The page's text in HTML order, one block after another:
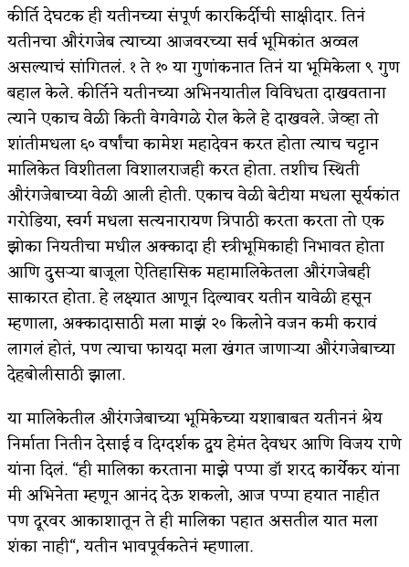
कीर्ति देघटक ही यतीनच्या संपूर्ण कारकिर्दीची साक्षीदार. तिनं
यतीनचा औरंगजेब त्याच्या आजवरच्या सर्व भूमिकांत अव्वल
असल्याचं सांगितलं. १ ते १० या गुणांकनात तिनं या भूमिकेला ९ गुण
बहाल केले. कीर्तिने यतीनच्या अभिनयातील विविधता दाखवताना
त्याने एकाच वेळी किती वेगवेगळे रोल केले हे दाखवले. जेव्हा तो
शांतीमधला ६० वर्षांचा कामेश महादेवन करत होता त्याच चट्टान
मालिकेत विशीतला विशालराजही करत होता. तशीच स्थिती
औरंगजेबाच्या वेळी आली होती. एकाच वेळी बेटीया मधला सूर्यकांत
गरोडिया, स्वर्ग मधला सत्यनारायण त्रिपाठी करता करता तो एक
झोका नियतीचा मधील अक्कादा ही स्त्रीभूमिकाही निभावत होता
आणि दुसर्‍या बाजूला ऐतिहासिक महामालिकेतला औरंगजेबही
साकारत होता. हे लक्ष्यात आणून दिल्यावर यतीन यावेळी हसून
म्हणाला, अक्कादासाठी मला माझं २० किलोने वजन कमी करावं
लागलं होतं, पण त्याचा फायदा मला खंगत जाणार्‍या औरंगजेबाच्या
देहबोलीसाठी झाला.
या मालिकेतील औरंगजेबाच्या भूमिकेच्या यशाबाबत यतीननं श्रेय
निर्माता नितीन देसाई व दिग्दर्शक द्वय हेमंत देवधर आणि विजय राणे
यांना दिलं. “ही मालिका करताना माझे पप्पा डॉ शरद कार्येकर यांना
मी अभिनेता म्हणून आनंद देऊ शकलो, आज पप्पा हयात नाहीत
पण दूरवर आकाशातून ते ही मालिका पहात असतील यात मला
शंका नाही“, यतीन भावपूर्वकतेनं म्हणाला.